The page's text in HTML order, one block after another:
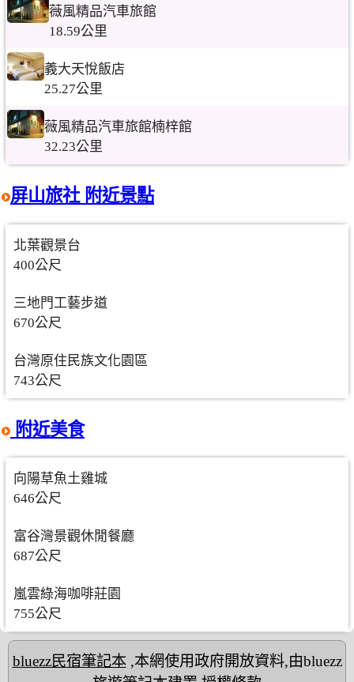
薇風精品汽車旅館
18.59公里
義大天悅飯店
25.27公里
薇風精品汽車旅館楠梓館
32.23公里
屏山旅社 附近景點
北葉觀景台
400公尺
三地門工藝步道
670公尺
台灣原住民族文化園區
743公尺
附近美食
向陽草魚土雞城
646公尺
富谷灣景觀休閒餐廳
687公尺
嵐雲綠海咖啡莊園
755公尺
bluezz民宿筆記本,本網使用政府開放資料,由bluezz